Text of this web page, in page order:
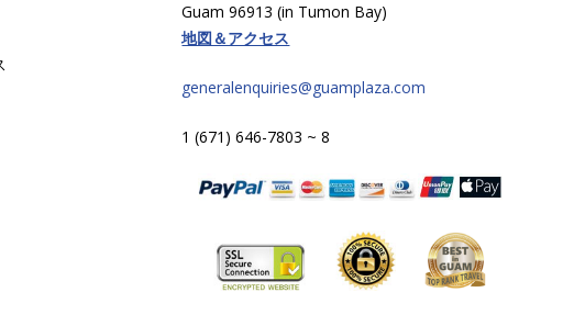
Guam 96913 (in Tumon Bay)
地図＆アクセス
generalenquiries@guamplaza.com
1 (671) 646-7803 ~ 8